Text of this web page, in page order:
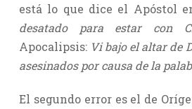
está lo que dice el Apóstol
desatado para estar con
Apocalipsis: Vi bajo el altar de
asesinados por causa de la
El segundo error es el de